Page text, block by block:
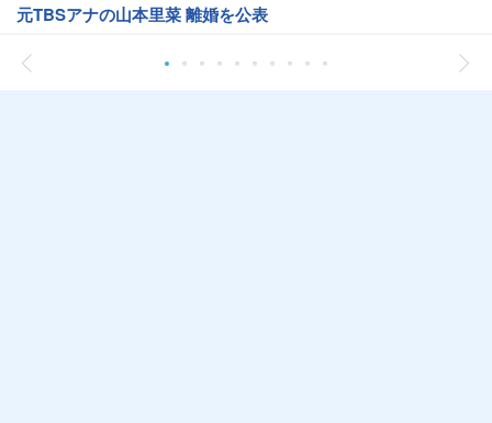
元TBSアナの山本里菜 離婚を公表